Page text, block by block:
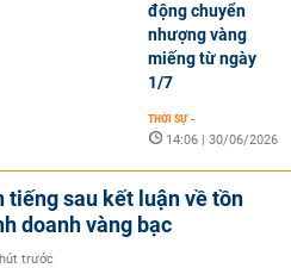
động chuyển
nhượng vàng
miếng từ ngày
1/7
THỜI SỰ -
14:06 | 30/06/2026
tiếng sau kết luận về tồn
doanh vàng bạc
trước